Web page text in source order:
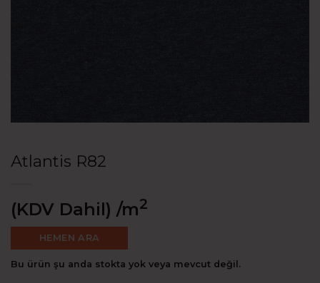
Atlantis R82
(KDV Dahil) /m2
HEMEN ARA
Bu ürün şu anda stokta yok veya mevcut değil.